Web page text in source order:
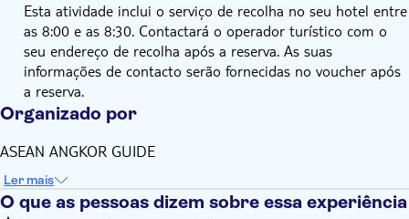
Esta atividade inclui o serviço de recolha no seu hotel entre
as 8:00 e as 8:30. Contactará o operador turístico com o
seu endereço de recolha após a reserva. As suas
informações de contacto serão fornecidas no voucher após
a reserva.
Organizado por
ASEAN ANGKOR GUIDE
Ler mais
O que as pessoas dizem sobre essa experiência